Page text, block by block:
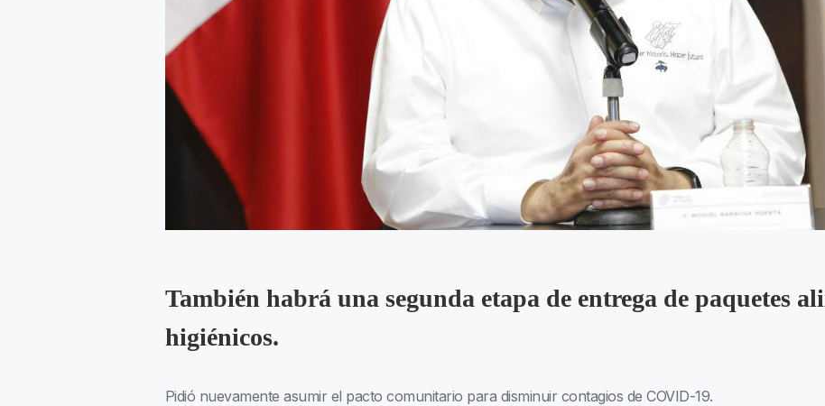
También habrá una segunda etapa de entrega de paquetes
higiénicos.
Pidió nuevamente asumir el pacto comunitario para disminuir contagios de COVID-19.